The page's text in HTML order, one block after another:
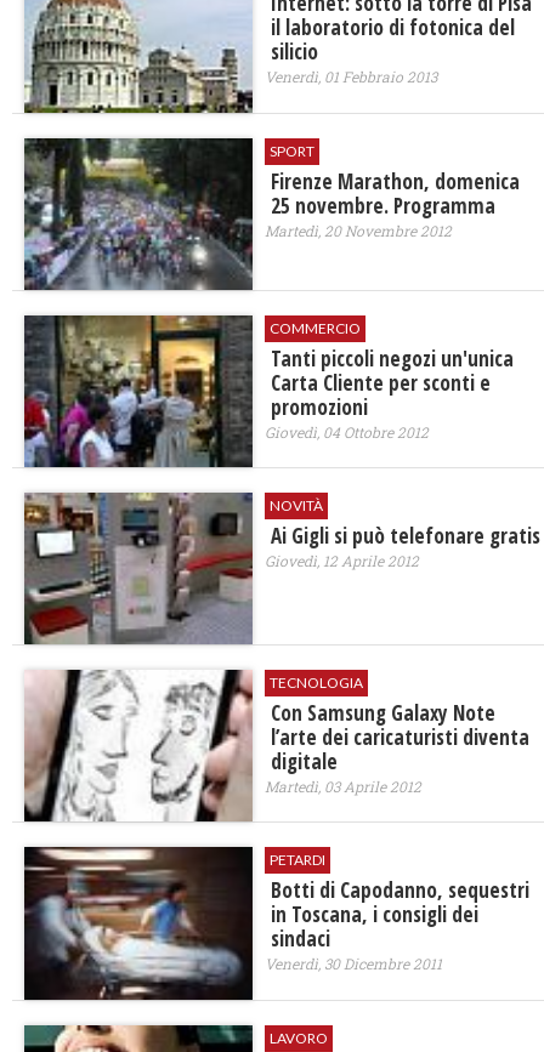
il laboratorio di fotonica del
silicio
Venerdì, 01 Febbraio 2013
SPORT
Firenze Marathon, domenica
25 novembre. Programma
Martedì, 20 Novembre 2012
COMMERCIO
Tanti piccoli negozi un'unica
Carta Cliente per sconti e
promozioni
Giovedì, 04 Ottobre 2012
NOVITÀ
Ai Gigli si può telefonare gratis
Giovedì, 12 Aprile 2012
TECNOLOGIA
Con Samsung Galaxy Note
l’arte dei caricaturisti diventa
digitale
Martedì, 03 Aprile 2012
PETARDI
Botti di Capodanno, sequestri
in Toscana, i consigli dei
sindaci
Venerdì, 30 Dicembre 2011
LAVORO